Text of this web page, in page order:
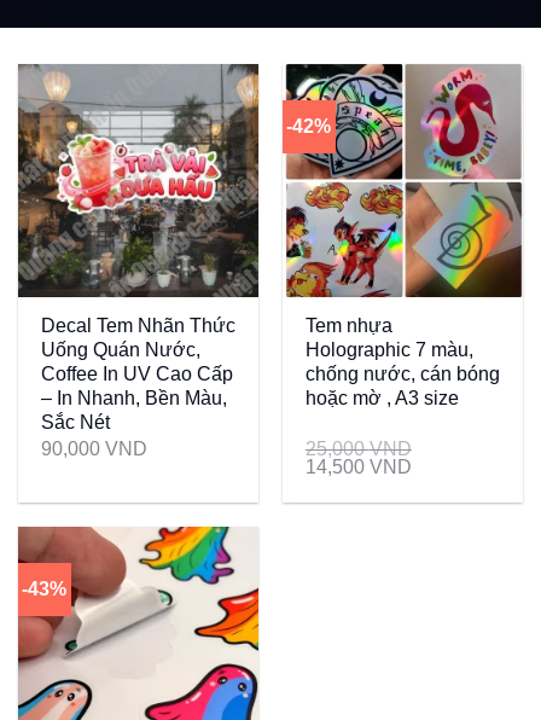
Decal Tem Nhãn Thức
Uống Quán Nước,
Coffee In UV Cao Cấp
– In Nhanh, Bền Màu,
Sắc Nét
90,000 VND
-42%
Tem nhựa
Holographic 7 màu,
chống nước, cán bóng
hoặc mờ , A3 size
25,000VND
14,500 VND
-43%